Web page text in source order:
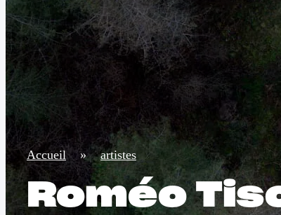
Accueil » artistes
Roméo